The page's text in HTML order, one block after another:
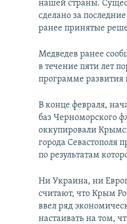
нашей страны.
сделано за
ранее принятые
Медведев ранее
в течение пяти лет
программе развития
В конце февраля,
баз Черноморского
оккупировали
города Севастополя
по результатам
Ни Украина, ни
считают, что Крым
ввел ряд
настаивать на том,